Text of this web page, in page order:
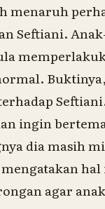
menaruh
Seftiani.
ingin
dia masih
agar